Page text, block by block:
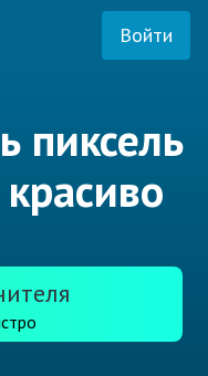
Войти
пиксель